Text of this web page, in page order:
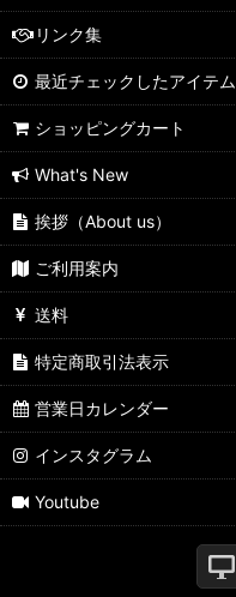
リンク集
最近チェックしたアイテム
ショッピングカート
What's New
挨拶（About us）
ご利用案内
送料
特定商取引法表示
営業日カレンダー
インスタグラム
Youtube